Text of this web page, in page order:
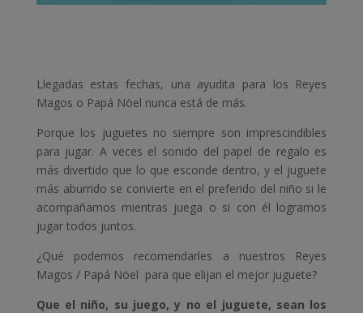
Llegadas estas fechas, una ayudita para los Reyes
Magos o Papá Nöel nunca está de más.
Porque los juguetes no siempre son imprescindibles
para jugar. A veces el sonido del papel de regalo es
más divertido que lo que esconde dentro, y el juguete
más aburrido se convierte en el preferido del niño si le
acompañamos mientras juega o si con él logramos
jugar todos juntos.
¿Qué podemos recomendarles a nuestros Reyes
Magos / Papá Nöel para que elijan el mejor juguete?
Que el niño, su juego, y no el juguete, sean los